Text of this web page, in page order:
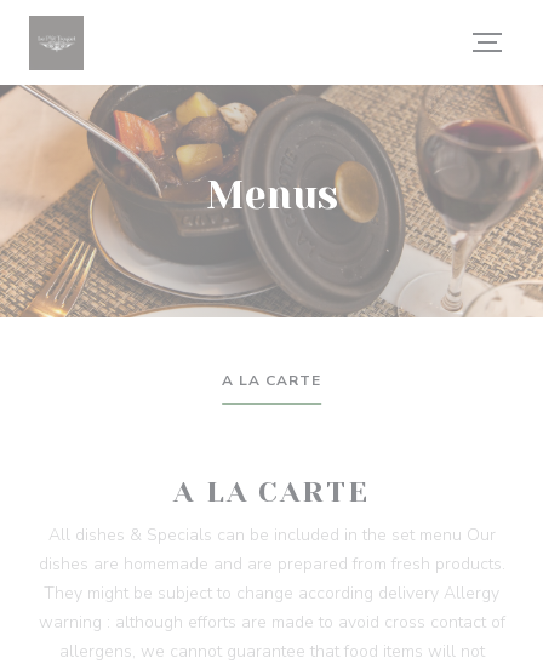
Painel de Gerenciamento de Cookies
Menus
A LA CARTE
A LA CARTE
All dishes & Specials can be included in the set menu Our
dishes are homemade and are prepared from fresh products.
They might be subject to change according delivery Allergy
warning : although efforts are made to avoid cross contact of
allergens, we cannot guarantee that food items will not